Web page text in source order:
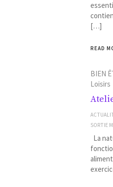
[…]
READ
BIEN
Loisirs
SORTIE
La